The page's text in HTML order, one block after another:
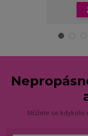
Můžete se kdykoliv